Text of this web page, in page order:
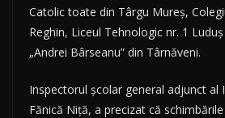
Catolic toate din Târgu Mureş,
Reghin, Liceul Tehnologic nr. 1
„Andrei Bârseanu” din Târnăveni.
Inspectorul şcolar general adjunct al
Fănică Niţă, a precizat că